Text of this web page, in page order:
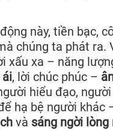
này, tiền bạc,
chúng ta phát ra.
xấu xa – năng
ái, lời chúc phúc –
hiểu đạo,
hạ bệ người khác
và sáng ngời lòng